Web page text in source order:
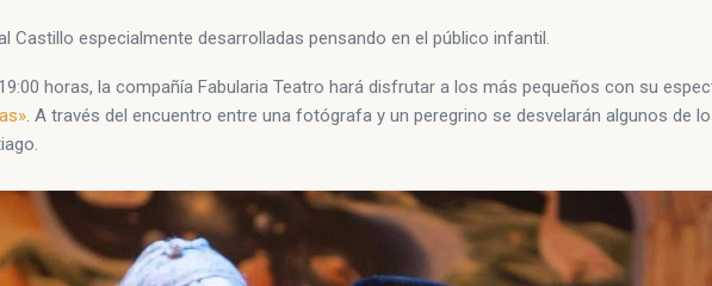
Castillo especialmente desarrolladas pensando en el público infantil.
horas, la compañía Fabularia Teatro hará disfrutar a los más pequeños con su
. A través del encuentro entre una fotógrafa y un peregrino se desvelarán algunos de